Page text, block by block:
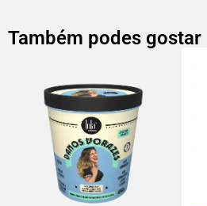
Também podes gostar